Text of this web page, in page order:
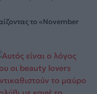
το «November